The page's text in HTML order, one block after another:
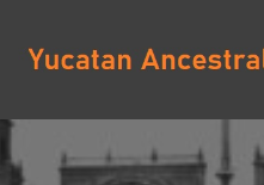
contenido
YUCATAN ANCESTRAL